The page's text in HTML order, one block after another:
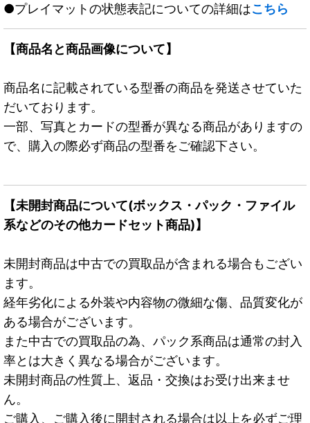
●プレイマットの状態表記についての詳細はこちら
【商品名と商品画像について】
商品名に記載されている型番の商品を発送させていた
だいております。
一部、写真とカードの型番が異なる商品がありますの
で、購入の際必ず商品の型番をご確認下さい。
【未開封商品について(ボックス・パック・ファイル
系などのその他カードセット商品)】
未開封商品は中古での買取品が含まれる場合もござい
ます。
経年劣化による外装や内容物の微細な傷、品質変化が
ある場合がございます。
また中古での買取品の為、パック系商品は通常の封入
率とは大きく異なる場合がございます。
未開封商品の性質上、返品・交換はお受け出来ませ
ん。
ご購入、ご購入後に開封される場合は以上を必ずご理